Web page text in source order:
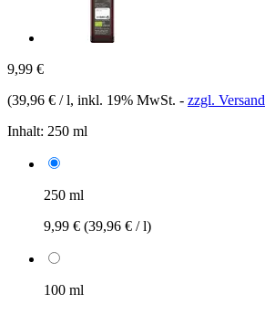
9,99 €
(39,96 € / l, inkl. 19% MwSt. - zzgl. Versand
Inhalt: 250 ml
250 ml
9,99 € (39,96 € / l)
100 ml